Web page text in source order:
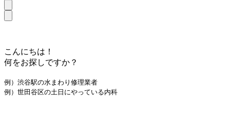
こんにちは！
何をお探しですか？
例）渋谷駅の水まわり修理業者
例）世田谷区の土日にやっている内科